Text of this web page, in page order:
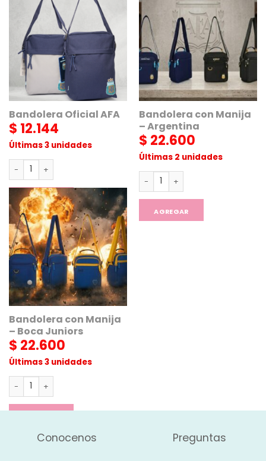
Bandolera Oficial AFA
$ 12.144
Últimas 3 unidades
Bandolera Oficial AFA cantidad
AGREGAR
Bandolera con Manija
– Argentina
$ 22.600
Últimas 2 unidades
Bandolera con Manija -
AGREGAR
Bandolera con Manija
– Boca Juniors
$ 22.600
Últimas 3 unidades
Bandolera con Manija - Boca Juniors cantidad
Conocenos Preguntas